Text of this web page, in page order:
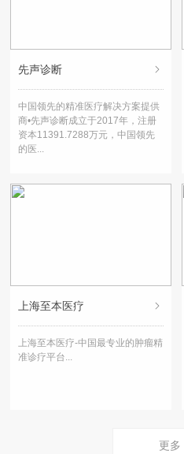
先声诊断
中国领先的精准医疗解决方案提供
商•先声诊断成立于2017年，注册
资本11391.7288万元，中国领先
的医...
上海至本医疗
上海至本医疗-中国最专业的肿瘤精
准诊疗平台...
更多